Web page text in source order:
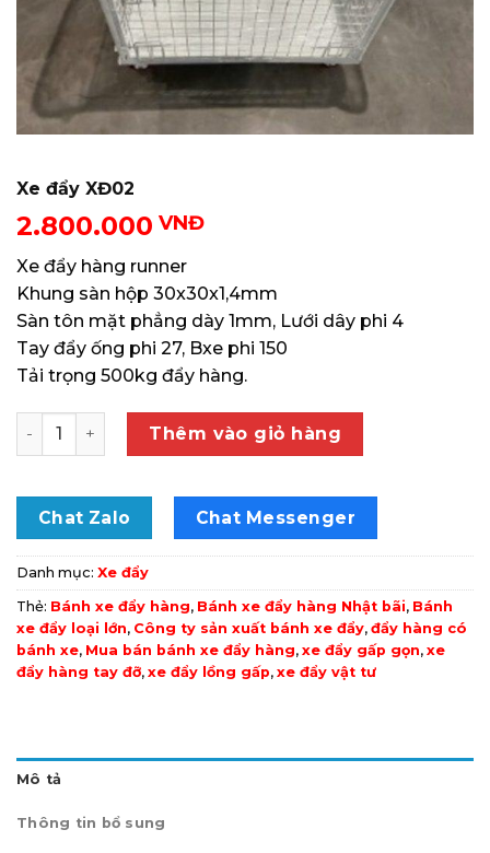
Xe đẩy XĐ02
2.800.000 VNĐ
Xe đẩy hàng runner
Khung sàn hộp 30x30x1,4mm
Sàn tôn mặt phẳng dày 1mm, Lưới dây phi 4
Tay đẩy ống phi 27, Bxe phi 150
Tải trọng 500kg đẩy hàng.
Xe đẩy XĐ02 số lượngThêm vào giỏ hàng
Chat Zalo Chat Messenger
Danh mục: Xe đẩy
Thẻ: Bánh xe đẩy hàng, Bánh xe đẩy hàng Nhật bãi, Bánh
xe đẩy loại lớn, Công ty sản xuất bánh xe đẩy, đẩy hàng có
bánh xe, Mua bán bánh xe đẩy hàng, xe đẩy gấp gọn, xe
đẩy hàng tay đỡ, xe đẩy lồng gấp, xe đẩy vật tư
Mô tả
Thông tin bổ sung